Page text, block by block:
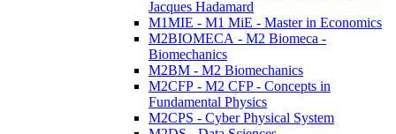
Jacques Hadamard
M1MIE - M1 MiE - Master in Economics
M2BIOMECA - M2 Biomeca -
Biomechanics
M2BM - M2 Biomechanics
M2CFP - M2 CFP - Concepts in
Fundamental Physics
M2CPS - Cyber Physical System